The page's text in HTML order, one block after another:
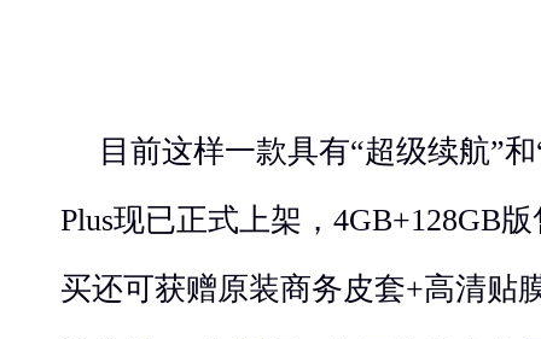
目前这样一款具有“超级续航”
Plus现已正式上架，4GB+128GB
买还可获赠原装商务皮套+高清贴